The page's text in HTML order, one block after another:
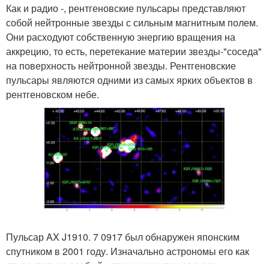
Как и радио -, рентгеновские пульсары представляют
собой нейтронные звезды с сильным магнитным полем.
Они расходуют собственную энергию вращения на
аккрецию, то есть, перетекание материи звезды-"соседа"
на поверхность нейтронной звезды. Рентгеновские
пульсары являются одними из самых ярких объектов в
рентгеновском небе.
Пульсар AX J1910. 7 0917 был обнаружен японским
спутником в 2001 году. Изначально астрономы его как